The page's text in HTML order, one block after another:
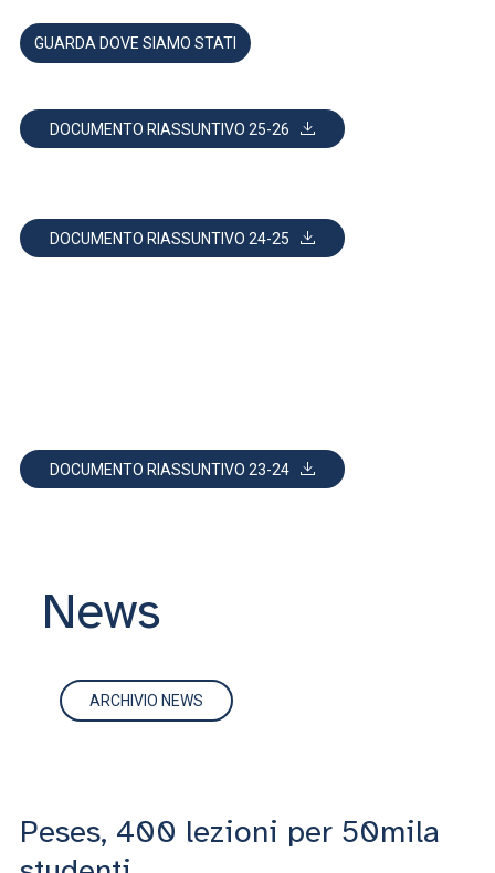
GUARDA DOVE SIAMO STATI
DOCUMENTO RIASSUNTIVO 25-26
DOCUMENTO RIASSUNTIVO 24-25
DOCUMENTO RIASSUNTIVO 23-24
News
ARCHIVIO NEWS
Peses, 400 lezioni per 50mila